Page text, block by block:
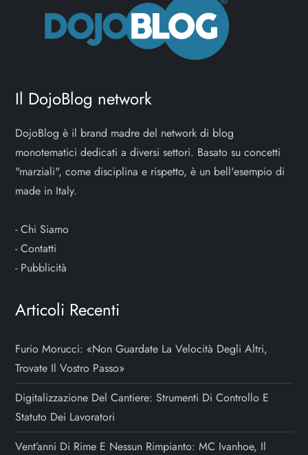
Il DojoBlog network
DojoBlog è il brand madre del network di blog
monotematici dedicati a diversi settori. Basato su concetti
"marziali", come disciplina e rispetto, è un bell'esempio di
made in Italy.
-Chi Siamo
-Contatti
- Pubblicità
Articoli Recenti
Furio Morucci: «Non Guardate La Velocità Degli Altri,
Trovate Il Vostro Passo»
Digitalizzazione Del Cantiere: Strumenti Di Controllo E
Statuto Dei Lavoratori
Vent’anni Di Rime E Nessun Rimpianto: MC Ivanhoe, Il